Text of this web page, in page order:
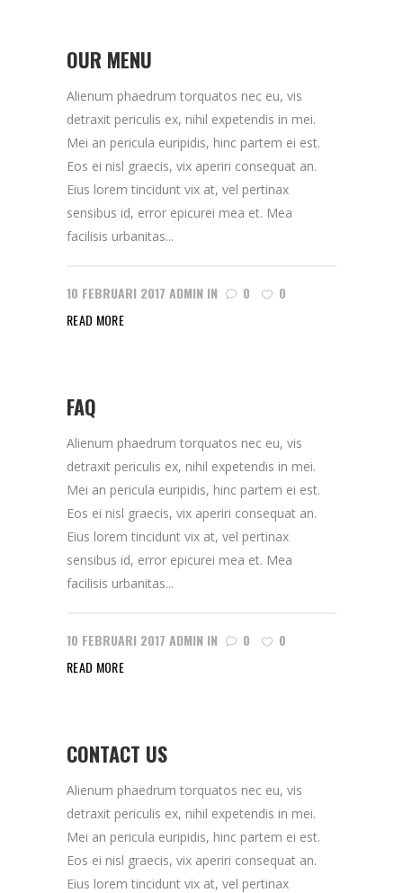
OUR MENU
Alienum phaedrum torquatos nec eu, vis
detraxit periculis ex, nihil expetendis in mei.
Mei an pericula euripidis, hinc partem ei est.
Eos ei nisl graecis, vix aperiri consequat an.
Eius lorem tincidunt vix at, vel pertinax
sensibus id, error epicurei mea et. Mea
facilisis urbanitas...
10 FEBRUARI 2017 ADMIN IN 0
0
READ MORE
FAQ
Alienum phaedrum torquatos nec eu, vis
detraxit periculis ex, nihil expetendis in mei.
Mei an pericula euripidis, hinc partem ei est.
Eos ei nisl graecis, vix aperiri consequat an.
Eius lorem tincidunt vix at, vel pertinax
sensibus id, error epicurei mea et. Mea
facilisis urbanitas...
10 FEBRUARI 2017 ADMIN IN 0
0
READ MORE
CONTACT US
Alienum phaedrum torquatos nec eu, vis
detraxit periculis ex, nihil expetendis in mei.
Mei an pericula euripidis, hinc partem ei est.
Eos ei nisl graecis, vix aperiri consequat an.
Eius lorem tincidunt vix at, vel pertinax